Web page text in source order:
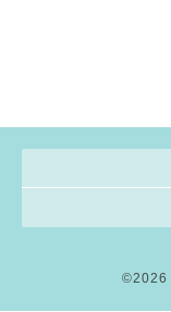
©2026